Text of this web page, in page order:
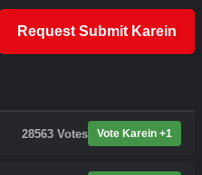
Request Submit Karein
28563 Votes Vote Karein +1